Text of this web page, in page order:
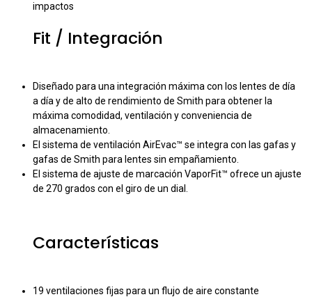
impactos
Fit / Integración
Diseñado para una integración máxima con los lentes de día
a día y de alto de rendimiento de Smith para obtener la
máxima comodidad, ventilación y conveniencia de
almacenamiento.
El sistema de ventilación AirEvac™ se integra con las gafas y
gafas de Smith para lentes sin empañamiento.
El sistema de ajuste de marcación VaporFit™ ofrece un ajuste
de 270 grados con el giro de un dial.
Características
19 ventilaciones fijas para un flujo de aire constante